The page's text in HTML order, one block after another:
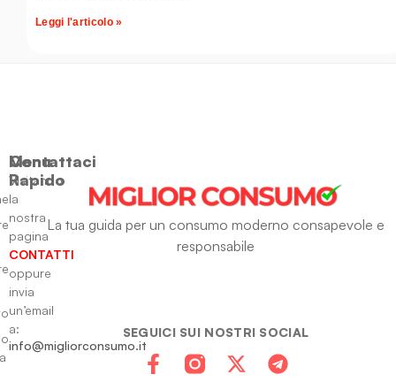
Leggi l'articolo »
La tua guida per un consumo moderno consapevole e
responsabile
SEGUICI SUI NOSTRI SOCIAL
Menu
Rapido
Contattaci
Visitando
la
nostra
pagina
CONTATTI
oppure
invia
un’email
a:
info@migliorconsumo.it